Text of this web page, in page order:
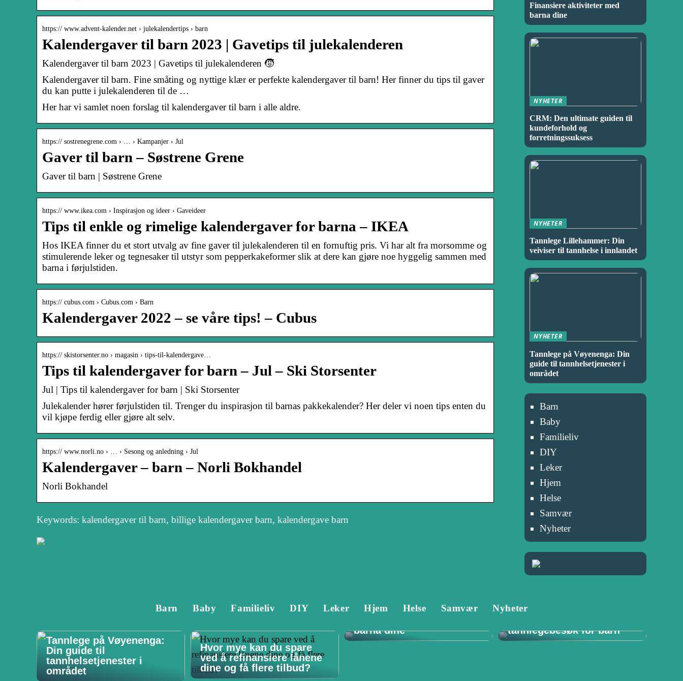
https:// www.advent-kalender.net › julekalendertips › barn
Kalendergaver til barn 2023 | Gavetips til julekalenderen
Kalendergaver til barn 2023 | Gavetips til julekalenderen 🧒
Kalendergaver til barn. Fine småting og nyttige klær er perfekte kalendergaver til barn! Her finner du tips til gaver
du kan putte i julekalenderen til de …
Her har vi samlet noen forslag til kalendergaver til barn i alle aldre.
https:// sostrenegrene.com › … › Kampanjer › Jul
Gaver til barn – Søstrene Grene
Gaver til barn | Søstrene Grene
https:// www.ikea.com › Inspirasjon og ideer › Gaveideer
Tips til enkle og rimelige kalendergaver for barna – IKEA
Hos IKEA finner du et stort utvalg av fine gaver til julekalenderen til en fornuftig pris. Vi har alt fra morsomme og
stimulerende leker og tegnesaker til utstyr som pepperkakeformer slik at dere kan gjøre noe hyggelig sammen med
barna i førjulstiden.
https:// cubus.com › Cubus.com › Barn
Kalendergaver 2022 – se våre tips! – Cubus
https:// skistorsenter.no › magasin › tips-til-kalendergave…
Tips til kalendergaver for barn – Jul – Ski Storsenter
Jul | Tips til kalendergaver for barn | Ski Storsenter
Julekalender hører førjulstiden til. Trenger du inspirasjon til barnas pakkekalender? Her deler vi noen tips enten du
vil kjøpe ferdig eller gjøre alt selv.
https:// www.norli.no › … › Sesong og anledning › Jul
Kalendergaver – barn – Norli Bokhandel
Norli Bokhandel
Keywords: kalendergaver til barn, billige kalendergaver barn, kalendergave barn
Finansiere aktiviteter med
barna dine
NYHETER
CRM: Den ultimate guiden til
kundeforhold og
forretningssuksess
NYHETER
Tannlege Lillehammer: Din
veiviser til tannhelse i innlandet
NYHETER
Tannlege på Vøyenenga: Din
guide til tannhelsetjenester i
området
Barn
Baby
Familieliv
DIY
Leker
Hjem
Helse
Samvær
Nyheter
Barn Baby Familieliv DIY Leker Hjem Helse Samvær Nyheter
Tannlege på Vøyenenga:
Din guide til
tannhelsetjenester i
området
Hvor mye kan du spare
ved å refinansiere lånene
dine og få flere tilbud?
Tannlege Stavanger –
barna dine
Viktigheten av
tannlegebesøk for barn